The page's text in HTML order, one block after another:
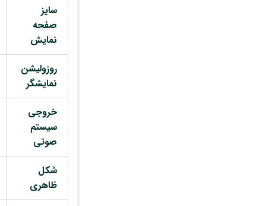
سایز
صفحه
نمایش
روزولیشن
نمایشگر
خروجی
سیستم
صوتی
شکل
ظاهری